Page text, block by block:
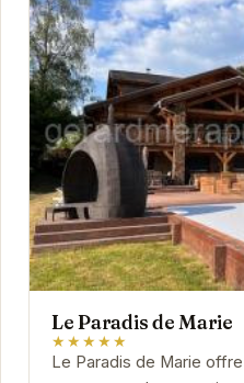
Le Paradis de Marie
★★★★★
Le Paradis de Marie